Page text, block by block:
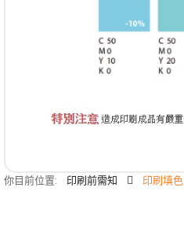
你目前位置: 印刷前需知 印刷填色